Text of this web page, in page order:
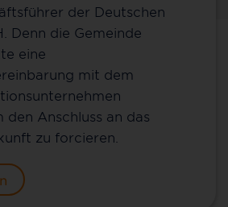
der Deutschen
Denn die Gemeinde
eine
mit dem
den Anschluss an das
zu forcieren.
für ein persönliches
Glasfaserberater/innen vor
um den Glasfaserausbau zu
das Infrastruktur-Projekt zu